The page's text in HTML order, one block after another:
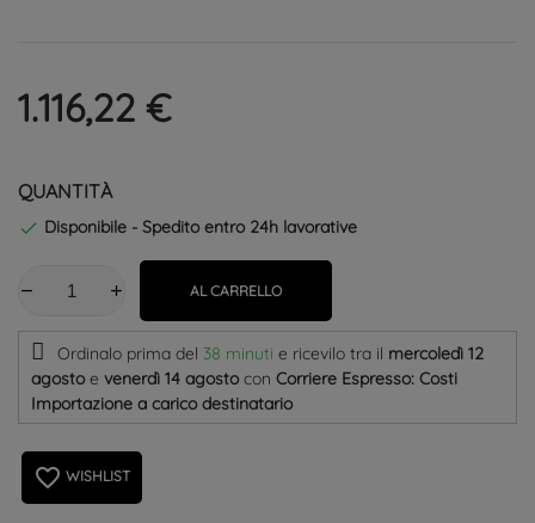
1.116,22 €
QUANTITÀ
 Disponibile - Spedito entro 24h lavorative
AL CARRELLO
Ordinalo prima del 38 minuti e ricevilo tra il mercoledì 12
agostoe venerdì 14 agosto con Corriere Espresso: Costi
Importazione a carico destinatario
favorite_border WISHLIST